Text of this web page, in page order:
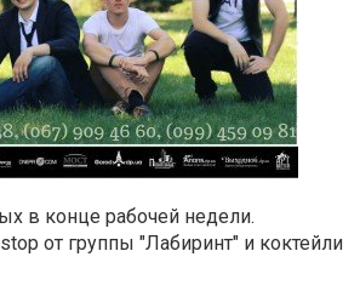
в конце рабочей недели.
от группы "Лабиринт" и коктейли